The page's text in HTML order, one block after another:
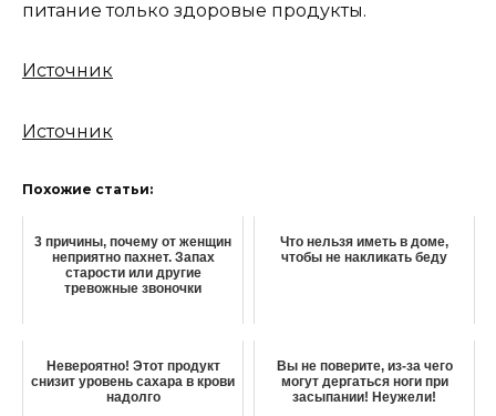
питание только здоровые продукты.
Источник
Источник
Похожие статьи:
3 причины, почему от женщин
неприятно пахнет. Запах
старости или другие
тревожные звоночки
Что нельзя иметь в доме,
чтобы не накликать беду
Невероятно! Этот продукт
снизит уровень сахара в крови
надолго
Вы не поверите, из-за чего
могут дергаться ноги при
засыпании! Неужели!